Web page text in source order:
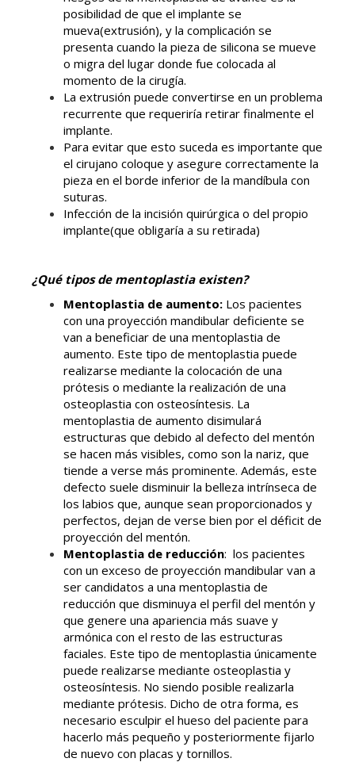
posibilidad de que el implante se
mueva(extrusión), y la complicación se
presenta cuando la pieza de silicona se mueve
o migra del lugar donde fue colocada al
momento de la cirugía.
La extrusión puede convertirse en un problema
recurrente que requeriría retirar finalmente el
implante.
Para evitar que esto suceda es importante que
el cirujano coloque y asegure correctamente la
pieza en el borde inferior de la mandíbula con
suturas.
Infección de la incisión quirúrgica o del propio
implante(que obligaría a su retirada)
¿Qué tipos de mentoplastia existen?
Mentoplastia de aumento: Los pacientes
con una proyección mandibular deficiente se
van a beneficiar de una mentoplastia de
aumento. Este tipo de mentoplastia puede
realizarse mediante la colocación de una
prótesis o mediante la realización de una
osteoplastia con osteosíntesis. La
mentoplastia de aumento disimulará
estructuras que debido al defecto del mentón
se hacen más visibles, como son la nariz, que
tiende a verse más prominente. Además, este
defecto suele disminuir la belleza intrínseca de
los labios que, aunque sean proporcionados y
perfectos, dejan de verse bien por el déficit de
proyección del mentón.
Mentoplastia de reducción: los pacientes
con un exceso de proyección mandibular van a
ser candidatos a una mentoplastia de
reducción que disminuya el perfil del mentón y
que genere una apariencia más suave y
armónica con el resto de las estructuras
faciales. Este tipo de mentoplastia únicamente
puede realizarse mediante osteoplastia y
osteosíntesis. No siendo posible realizarla
mediante prótesis. Dicho de otra forma, es
necesario esculpir el hueso del paciente para
hacerlo más pequeño y posteriormente fijarlo
de nuevo con placas y tornillos.